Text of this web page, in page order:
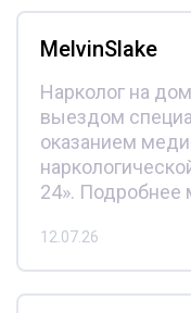
MelvinSlake
Нарколог на
выездом
оказанием
24». Подробнее
12.07.26